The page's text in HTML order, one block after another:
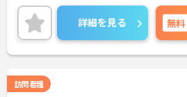
長期的な就業が可能です
＜評価制度でキャリアアップ＞
・介護福祉士や初任者研修などの資格や
夜勤回数がしっかりと給与に反映される
・年次を問わずリーダーや主任などのマ
職へ昇格する事例も多数あり、腰を据え
詳細を見る 無料
訪問看護